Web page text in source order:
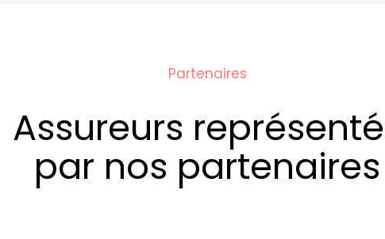
Partenaires
Assureurs
par nos partenaires